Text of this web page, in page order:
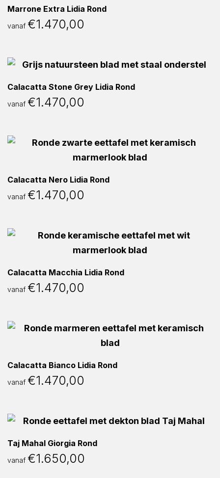
Marrone Extra Lidia Rond
vanaf €1.470,00
Calacatta Stone Grey Lidia Rond
vanaf €1.470,00
Calacatta Nero Lidia Rond
vanaf €1.470,00
Calacatta Macchia Lidia Rond
vanaf €1.470,00
Calacatta Bianco Lidia Rond
vanaf €1.470,00
Taj Mahal Giorgia Rond
vanaf €1.650,00